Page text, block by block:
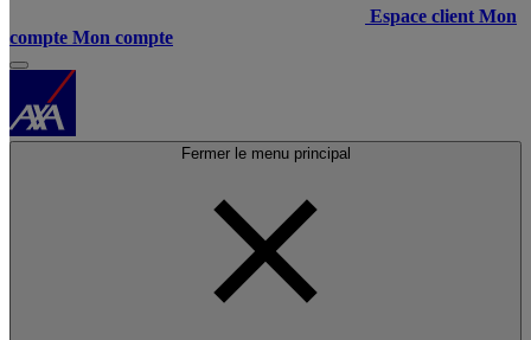
Espace client Mon
compte Mon compte
Fermer le menu principal